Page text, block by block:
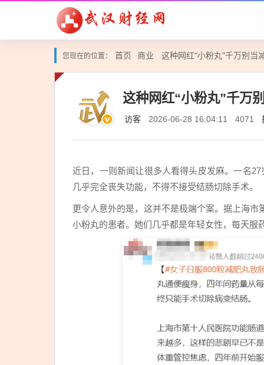
您现在的位置： 首页 商业 这种网红“小粉丸”千万别
这种网红“小粉丸”千万
访客 2026-06-28 16:04:11 4071
近日，一则新闻让很多人看得头皮发麻。一名
几乎完全丧失功能，不得不接受结肠切除手术。
更令人意外的是，这并不是极端个案。据上海
小粉丸的患者。她们几乎都是年轻女性，每天服